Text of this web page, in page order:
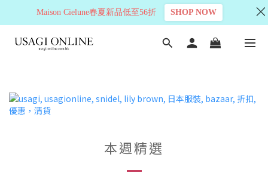
本週精選
Maison Cielune春夏新品低至56折 SHOP NOW